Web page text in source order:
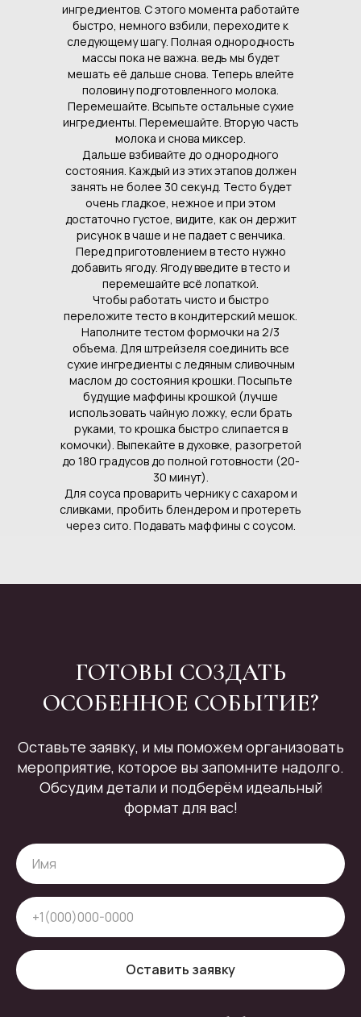
ингредиентов. С этого момента работайте
быстро, немного взбили, переходите к
следующему шагу. Полная однородность
массы пока не важна. ведь мы будет
мешать её дальше снова. Теперь влейте
половину подготовленного молока.
Перемешайте. Всыпьте остальные сухие
ингредиенты. Перемешайте. Вторую часть
молока и снова миксер.
Дальше взбивайте до однородного
состояния. Каждый из этих этапов должен
занять не более 30 секунд. Тесто будет
очень гладкое, нежное и при этом
достаточно густое, видите, как он держит
рисунок в чаше и не падает с венчика.
Перед приготовлением в тесто нужно
добавить ягоду. Ягоду введите в тесто и
перемешайте всё лопаткой.
Чтобы работать чисто и быстро
переложите тесто в кондитерский мешок.
Наполните тестом формочки на 2/3
объема. Для штрейзеля соединить все
сухие ингредиенты с ледяным сливочным
маслом до состояния крошки. Посыпьте
будущие маффины крошкой (лучше
использовать чайную ложку, если брать
руками, то крошка быстро слипается в
комочки). Выпекайте в духовке, разогретой
до 180 градусов до полной готовности (20-
30 минут).
Для соуса проварить чернику с сахаром и
сливками, пробить блендером и протереть
через сито. Подавать маффины с соусом.
ГОТОВЫ СОЗДАТЬ
ОСОБЕННОЕ СОБЫТИЕ?
Оставьте заявку, и мы поможем организовать
мероприятие, которое вы запомните надолго.
Обсудим детали и подберём идеальный
формат для вас!
Оставить заявку